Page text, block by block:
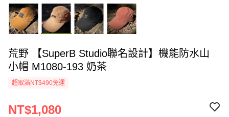
荒野 【SuperB Studio聯名設計】機能防水山
小帽 M1080-193 奶茶
超取滿NT$490免運
NT$1,080